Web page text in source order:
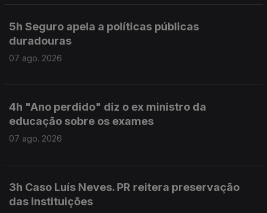
5h Seguro apela a políticas públicas
duradouras
07 ago. 2026
4h "Ano perdido" diz o ex ministro da
educação sobre os exames
07 ago. 2026
3h Caso Luís Neves. PR reitera preservação
das instituições